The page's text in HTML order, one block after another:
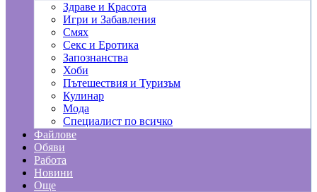
Здраве и Красота
Игри и Забавления
Смях
Секс и Еротика
Запознанства
Хоби
Пътешествия и Туризъм
Кулинар
Мода
Специалист по всичко
Файлове
Обяви
Работа
Новини
Още